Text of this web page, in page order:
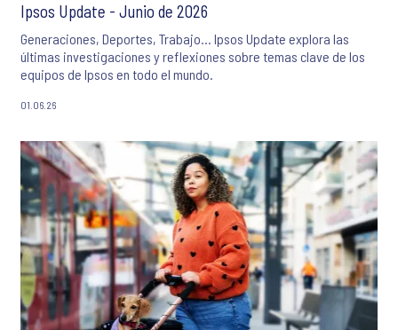
Ipsos Update - Junio de 2026
Generaciones, Deportes, Trabajo… Ipsos Update explora las
últimas investigaciones y reflexiones sobre temas clave de los
equipos de Ipsos en todo el mundo.
01.06.26